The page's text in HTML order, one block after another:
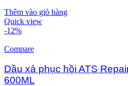
Thêm vào giỏ hàng
Quick view
-12%
Compare
Dầu xả phục hồi ATS
600ML